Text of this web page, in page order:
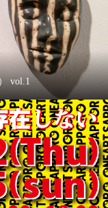
vol.1